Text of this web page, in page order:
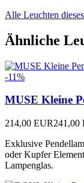
Alle Leuchten
Ähnliche
-11%
MUSE Kleine
214,00 EUR241,00
Exklusive
oder Kupfer
Lampenglas.